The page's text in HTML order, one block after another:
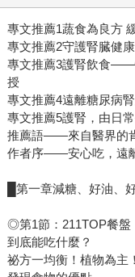
專文推薦1蔬食為良方
專文推薦2守護腎臓健
專文推薦3護腎飲食——
授
專文推薦4遠離糖尿病
專文推薦5護腎，由日
推薦語——來自醫界的
作者序——安心吃，遠
█第一章減糖、好油、
◎第1節：211TOP餐盤
到底能吃什麼？
祕方一均衡！植物為主！